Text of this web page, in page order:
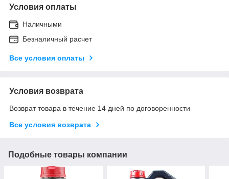
Условия оплаты
Наличными
Безналичный расчет
Все условия оплаты
Условия возврата
Возврат товара в течение 14 дней по договоренности
Все условия возврата
Подобные товары компании